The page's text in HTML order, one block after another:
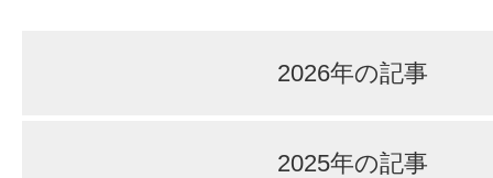
2026年の記事
2025年の記事